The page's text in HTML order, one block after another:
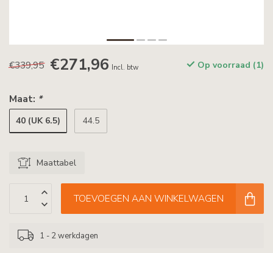
€339,95 €271,96 Incl. btw Op voorraad (1)
Maat: *
40 (UK 6.5) 44.5
Maattabel
TOEVOEGEN AAN WINKELWAGEN
1 - 2 werkdagen